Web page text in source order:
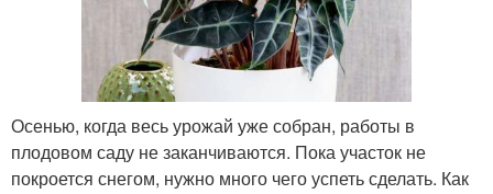
Осенью, когда весь урожай уже собран, работы в
плодовом саду не заканчиваются. Пока участок не
покроется снегом, нужно много чего успеть сделать. Как